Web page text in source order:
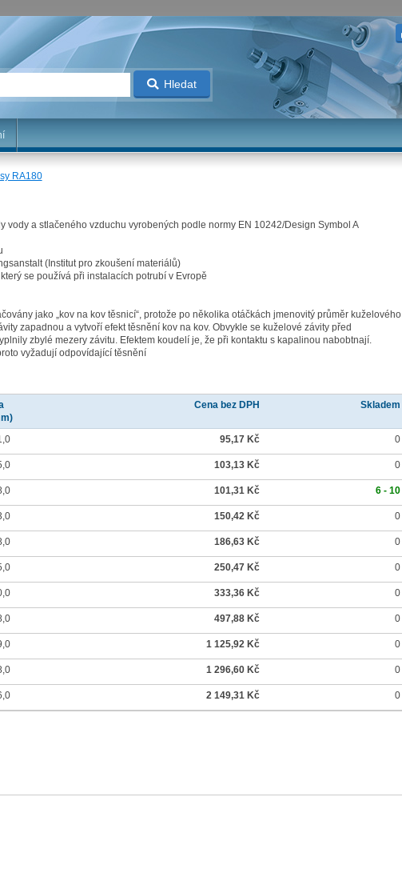
Hledat
RA180
a stlačeného vzduchu vyrobených podle normy EN 10242/Design Symbol A
(Institut pro zkoušení materiálů)
se používá při instalacích potrubí v Evropě
jako „kov na kov těsnicí“, protože po několika otáčkách jmenovitý průměr kuželového
zapadnou a vytvoří efekt těsnění kov na kov. Obvykle se kuželové závity před
zbylé mezery závitu. Efektem koudelí je, že při kontaktu s kapalinou nabobtnají.
vyžadují odpovídající těsnění
Cena bez DPH Skladem
95,17 Kč 0
103,13 Kč 0
101,31 Kč 6 - 10
150,42 Kč 0
186,63 Kč 0
250,47 Kč 0
333,36 Kč 0
497,88 Kč 0
1 125,92 Kč 0
1 296,60 Kč 0
2 149,31 Kč 0